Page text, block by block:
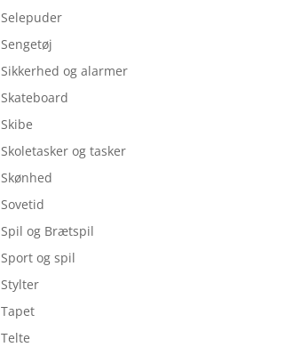
Selepuder
Sengetøj
Sikkerhed og alarmer
Skateboard
Skibe
Skoletasker og tasker
Skønhed
Sovetid
Spil og Brætspil
Sport og spil
Stylter
Tapet
Telte